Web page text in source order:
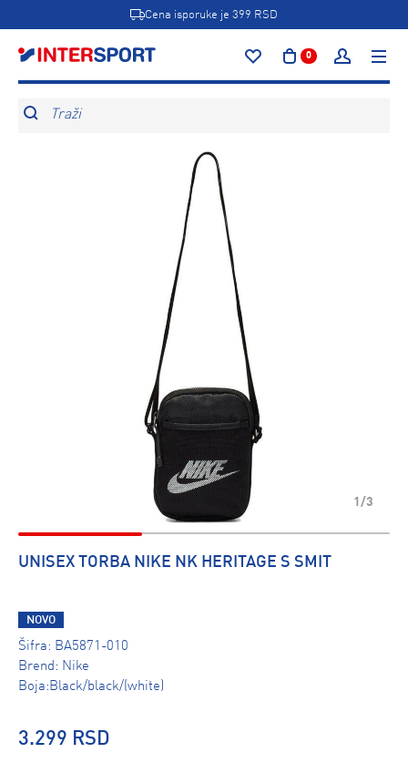
Cena isporuke je 399 RSD
0
Traži
1/3
UNISEX TORBA NIKE NK HERITAGE S SMIT
NOVO
Šifra: BA5871-010
Brend: Nike
Boja:Black/black/(white)
3.299 RSD